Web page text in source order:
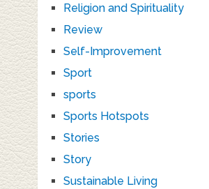
Religion and Spirituality
Review
Self-Improvement
Sport
sports
Sports Hotspots
Stories
Story
Sustainable Living